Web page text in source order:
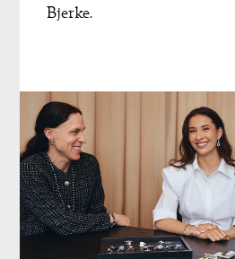
Bjerke.